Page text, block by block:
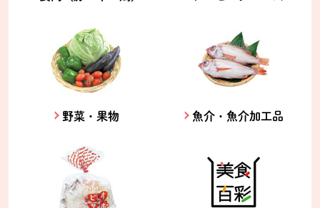
野菜・果物 魚介・魚介加工品